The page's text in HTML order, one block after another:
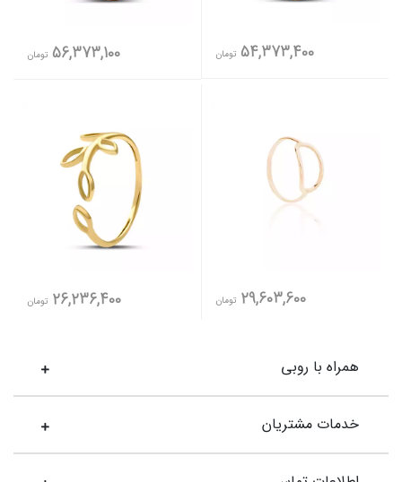
54,373,400 تومان 56,373,100 تومان
29,603,600 تومان 26,236,400 تومان
همراه با روبی
خدمات مشتریان